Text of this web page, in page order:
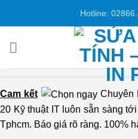
dung
Hotline:
Cam kết
Chuyên
20 Kỹ thuật IT luôn sẵn sàng
Tphcm. Báo giá rõ ràng. 100%